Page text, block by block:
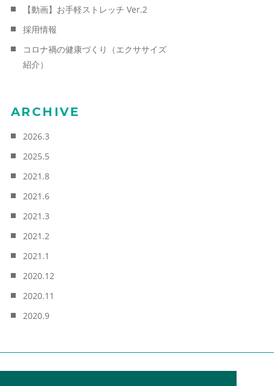
【動画】お手軽ストレッチ Ver.2
採用情報
コロナ禍の健康づくり（エクササイズ
紹介）
ARCHIVE
2026.3
2025.5
2021.8
2021.6
2021.3
2021.2
2021.1
2020.12
2020.11
2020.9